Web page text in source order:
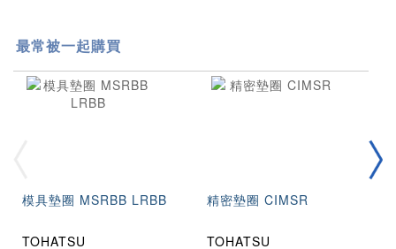
最常被一起購買
模具墊圈 MSRBB LRBB
TOHATSU
精密墊圈 CIMSR
TOHATSU